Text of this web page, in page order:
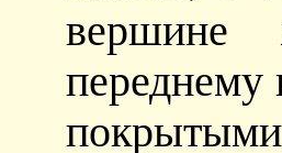
вершине
переднему
покрытыми